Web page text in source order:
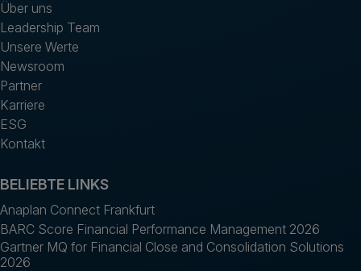
Über uns
Leadership Team
Unsere Werte
Newsroom
Partner
Karriere
ESG
Kontakt
BELIEBTE LINKS
Anaplan Connect Frankfurt
BARC Score Financial Performance Management 2026
Gartner MQ for Financial Close and Consolidation Solutions
2026